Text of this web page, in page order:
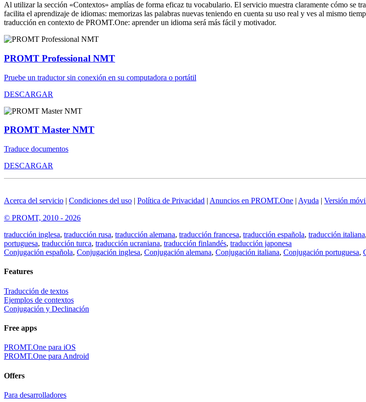
Al utilizar la sección «Contextos» amplías de forma eficaz tu vocabulario. El servicio muestra claramente cómo se
facilita el aprendizaje de idiomas: memorizas las palabras nuevas teniendo en cuenta su uso real y ves al mismo
traducción en contexto de PROMT.One: aprender un idioma será más fácil y motivador.
PROMT Professional NMT
Pruebe un traductor sin conexión en su computadora o portátil
DESCARGAR
PROMT Master NMT
Traduce documentos
DESCARGAR
Acerca del servicio | Condiciones del uso | Política de Privacidad | Anuncios en PROMT.One | Ayuda | Versión
© PROMT, 2010 - 2026
traducción inglesa, traducción rusa, traducción alemana, traducción francesa, traducción española, traducción italiana,
portuguesa, traducción turca, traducción ucraniana, traducción finlandés, traducción japonesa
Conjugación española, Conjugación inglesa, Conjugación alemana, Conjugación italiana, Conjugación portuguesa,
Features
Traducción de textos
Ejemplos de contextos
Conjugación y Declinación
Free apps
PROMT.One para iOS
PROMT.One para Android
Offers
Para desarrolladores